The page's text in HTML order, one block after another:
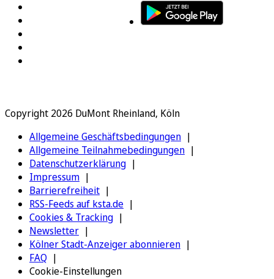
Copyright 2026 DuMont Rheinland, Köln
Allgemeine Geschäftsbedingungen
Allgemeine Teilnahmebedingungen
Datenschutzerklärung
Impressum
Barrierefreiheit
RSS-Feeds auf ksta.de
Cookies & Tracking
Newsletter
Kölner Stadt-Anzeiger abonnieren
FAQ
Cookie-Einstellungen